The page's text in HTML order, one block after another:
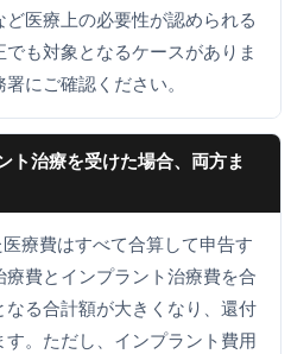
医療上の必要性が認められる
も対象となるケースがありま
にご確認ください。
ト治療を受けた場合、両方ま
療費はすべて合算して申告す
費とインプラント治療費を合
る合計額が大きくなり、還付
。ただし、インプラント費用